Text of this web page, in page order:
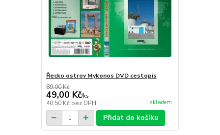
Řecko ostrov Mykonos DVD cestopis
89,00 Kč
49,00 Kč/ks
40,50 Kč bez DPH skladem
Přidat do košíku